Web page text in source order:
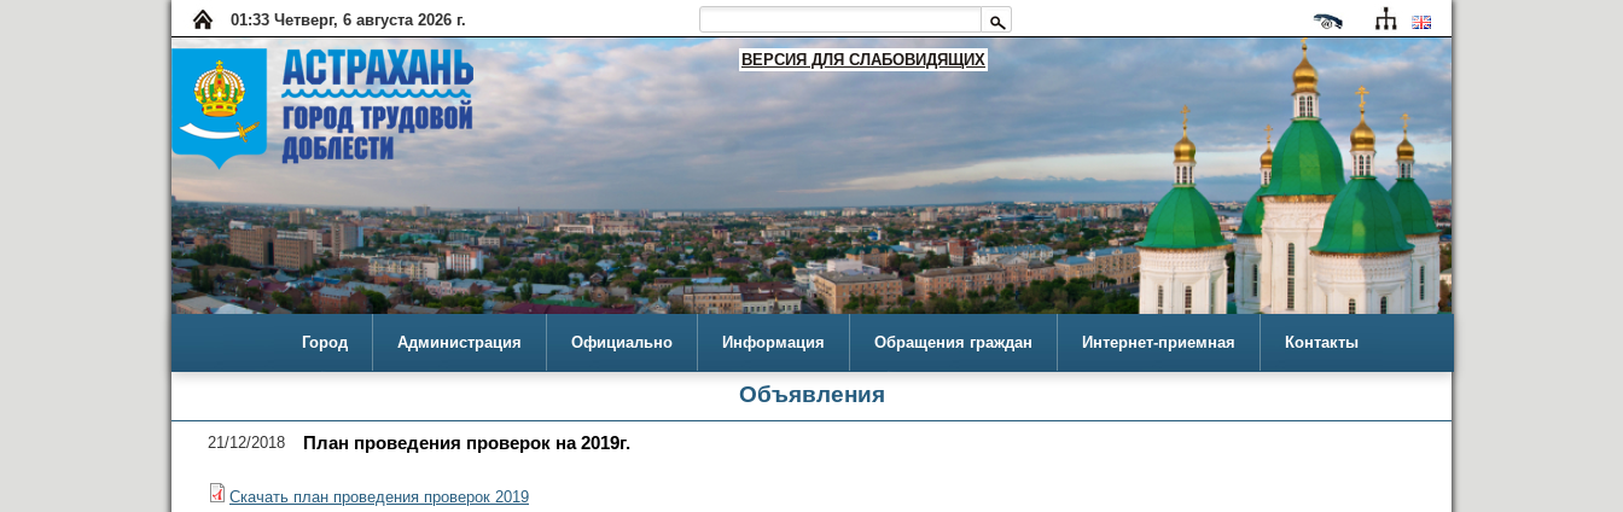
01:33 Четверг, 6 августа 2026 г.
ВЕРСИЯ ДЛЯ СЛАБОВИДЯЩИХ
Город Администрация Официально Информация Обращения граждан Интернет-приемная Контакты
Объявления
21/12/2018 План проведения проверок на 2019г.
Скачать план проведения проверок 2019